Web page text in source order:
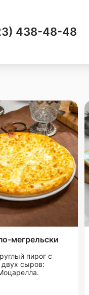
438-48-48
мегрельски
пирог с
двух сыров: